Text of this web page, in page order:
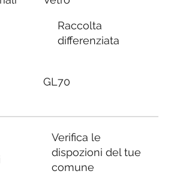
Raccolta
differenziata
GL70
Verifica le
dispozioni del tue
comune